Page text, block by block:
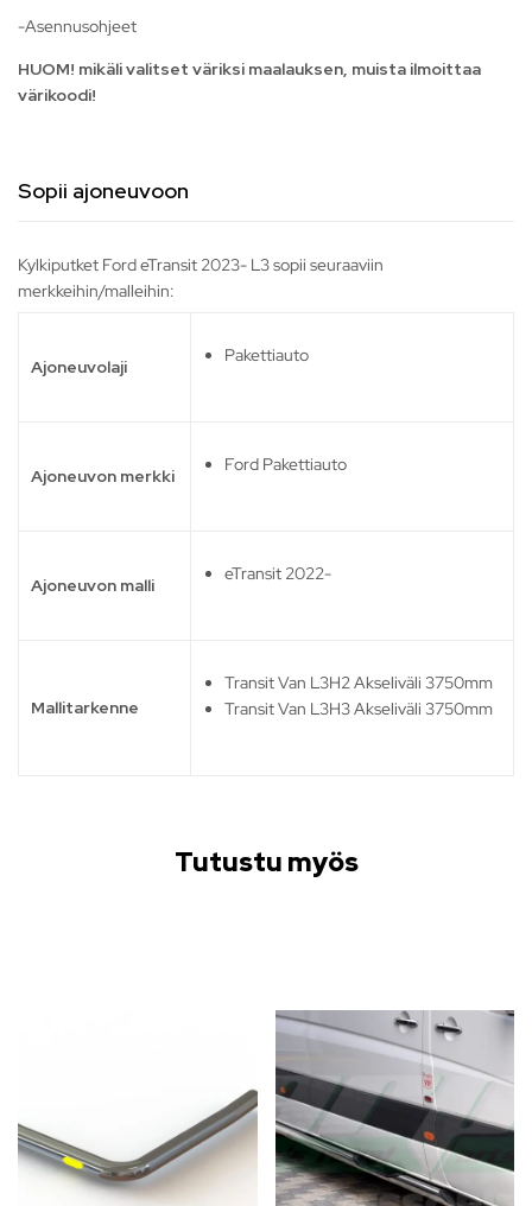
-Asennusohjeet
HUOM! mikäli valitset väriksi maalauksen, muista ilmoittaa
värikoodi!
Sopii ajoneuvoon
Kylkiputket Ford eTransit 2023- L3 sopii seuraaviin
merkkeihin/malleihin:
Ajoneuvolaji
Pakettiauto
Ajoneuvon merkki
Ford Pakettiauto
Ajoneuvon malli
eTransit 2022-
Mallitarkenne
Transit Van L3H2 Akseliväli 3750mm
Transit Van L3H3 Akseliväli 3750mm
Tutustu myös